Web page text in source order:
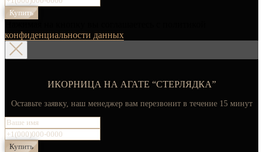
Купить
конфиденциальности данных
ИКОРНИЦА НА АГАТЕ “СТЕРЛЯДКА”
Оставьте заявку, наш менеджер вам перезвонит в течение 15 минут
Купить